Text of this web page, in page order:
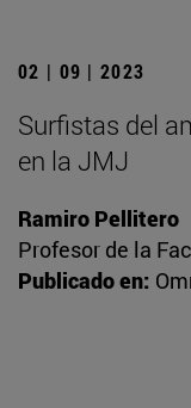
02 | 09 | 2023
Surfistas del
en la JMJ
Ramiro Pellitero
Profesor de la
Publicado en: